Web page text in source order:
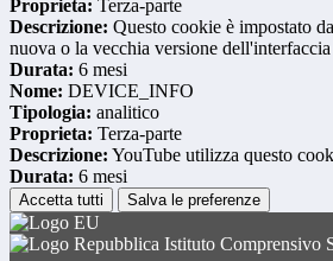
Proprieta: Terza-parte
Descrizione: Questo cookie è impostato
nuova o la vecchia versione
Durata: 6 mesi
Nome: DEVICE_INFO
Tipologia: analitico
Proprieta: Terza-parte
Descrizione: YouTube utilizza questo
Durata: 6 mesi
Accetta tutti Salva le preferenze
Istituto Comprensivo